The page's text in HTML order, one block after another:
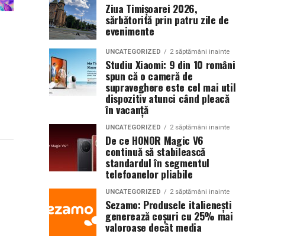
Ziua Timișoarei 2026,
sărbătorită prin patru zile de
evenimente
UNCATEGORIZED 2 săptămâni inainte
Studiu Xiaomi: 9 din 10 români
spun că o cameră de
supraveghere este cel mai util
dispozitiv atunci când pleacă
în vacanță
UNCATEGORIZED 2 săptămâni inainte
De ce HONOR Magic V6
continuă să stabilească
standardul în segmentul
telefoanelor pliabile
UNCATEGORIZED 2 săptămâni inainte
Sezamo: Produsele italienești
generează coșuri cu 25% mai
valoroase decât media